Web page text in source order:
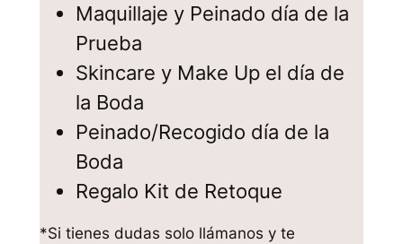
Maquillaje y Peinado día de la
Prueba
Skincare y Make Up el día de
la Boda
Peinado/Recogido día de la
Boda
Regalo Kit de Retoque
*Si tienes dudas solo llámanos y te